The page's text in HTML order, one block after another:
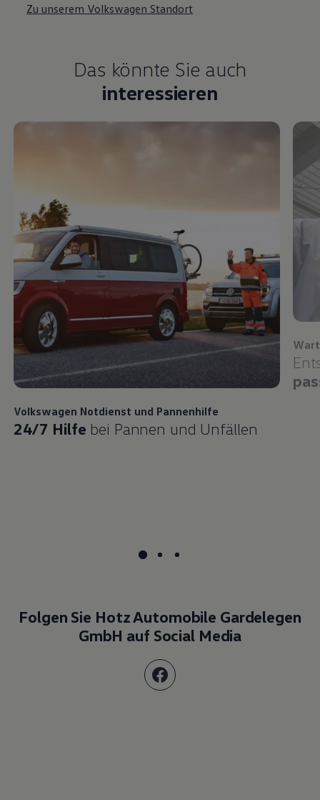
Zu unserem Volkswagen Standort
Das könnte Sie auch
interessieren
Volkswagen Notdienst und Pannenhilfe
24/7 Hilfe bei Pannen und Unfällen
Folgen Sie Hotz Automobile Gardelegen
GmbH auf Social Media